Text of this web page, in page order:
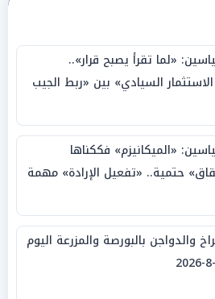
«لما تقرأ يصبح قرار»..
السيادي» بين «ربط الجيب
الكلمة»
«الميكانيزم» فككناها
حتمية.. «تفعيل الإرادة» مهمة
والدواجن بالبورصة والمزرعة اليوم